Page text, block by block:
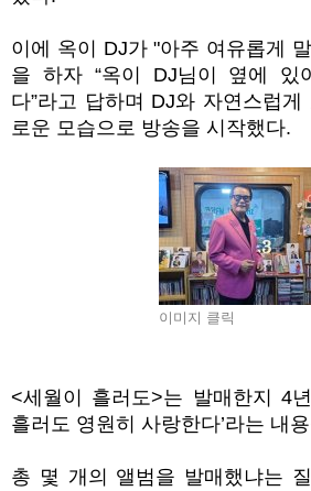
이에 옥이 DJ가 "아주 여유롭게
을 하자 “옥이 DJ님이 옆에 있
다”라고 답하며 DJ와 자연스럽게
로운 모습으로 방송을 시작했다.
이미지 클릭
<세월이 흘러도>는 발매한지4
흘러도 영원히 사랑한다’라는 내
총 몇 개의 앨범을 발매했냐는